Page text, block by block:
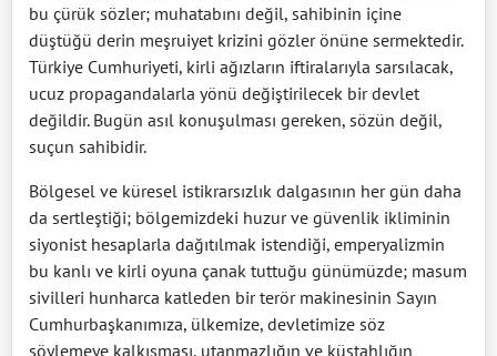
bu çürük sözler; muhatabını değil, sahibinin içine
düştüğü derin meşruiyet krizini gözler önüne sermektedir.
Türkiye Cumhuriyeti, kirli ağızların iftiralarıyla sarsılacak,
ucuz propagandalarla yönü değiştirilecek bir devlet
değildir. Bugün asıl konuşulması gereken, sözün değil,
suçun sahibidir.
Bölgesel ve küresel istikrarsızlık dalgasının her gün daha
da sertleştiği; bölgemizdeki huzur ve güvenlik ikliminin
siyonist hesaplarla dağıtılmak istendiği, emperyalizmin
bu kanlı ve kirli oyuna çanak tuttuğu günümüzde; masum
sivilleri hunharca katleden bir terör makinesinin Sayın
Cumhurbaşkanımıza, ülkemize, devletimize söz
söylemeye kalkışması, utanmazlığın ve küstahlığın